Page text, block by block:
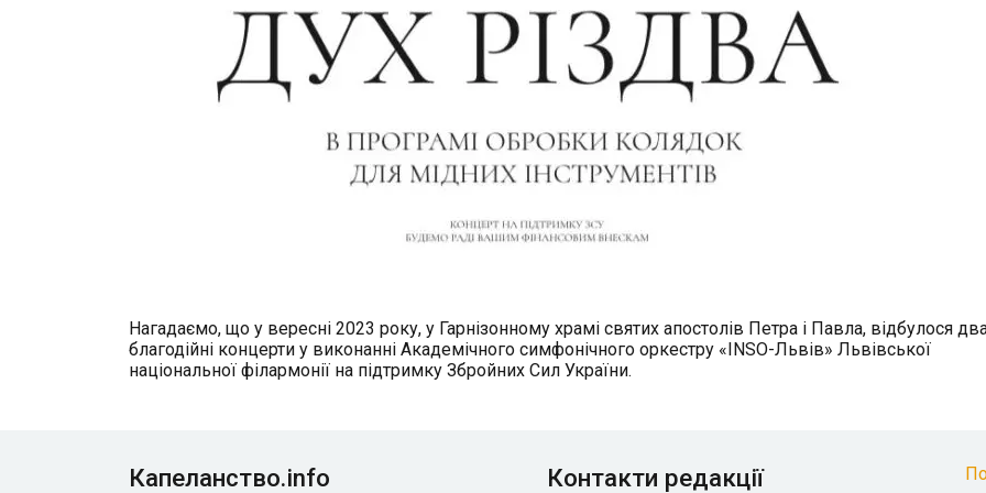
Нагадаємо, що у вересні 2023 року, у Гарнізонному храмі святих апостолів Петра і Павла, відбулося
благодійні концерти у виконанні Академічного симфонічного оркестру «INSO-Львів» Львівської
національної філармонії на підтримку Збройних Сил України.
Капеланство.info Контакти редакції